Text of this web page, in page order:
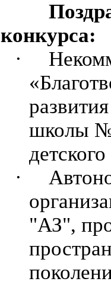
конкурса:
·
школы №
·
"АЗ",